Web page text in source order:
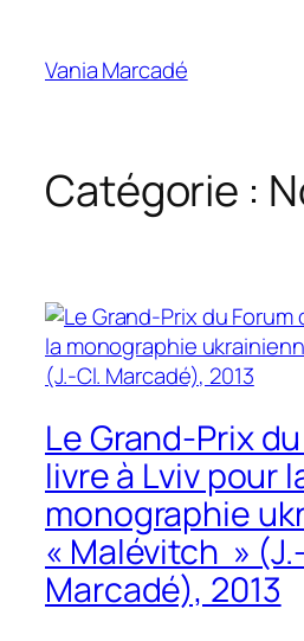
contenu
Vania Marcadé
Catégorie :
Le Grand-Prix
livre à Lviv pour
monographie
« Malévitch »
Marcadé), 2013